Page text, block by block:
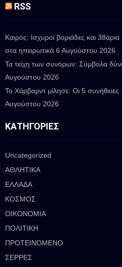
RSS
Καιρός: Ισχυροί βοριάδες και 38άρια
στα ηπειρωτικά 6 Αυγούστου 2026
Τα τείχη των συνόρων: Σύμβολα
Αυγούστου 2026
Το Χάρβαρντ μίλησε: Οι 5
Αυγούστου 2026
ΚΑΤΗΓΟΡΊΕΣ
Uncategorized
ΑΘΛΗΤΙΚΑ
ΕΛΛΑΔΑ
ΚΟΣΜΟΣ
ΟΙΚΟΝΟΜΙΑ
ΠΟΛΙΤΙΚΗ
ΠΡΟΤΕΙΝΟΜΕΝΟ
ΣΕΡΡΕΣ